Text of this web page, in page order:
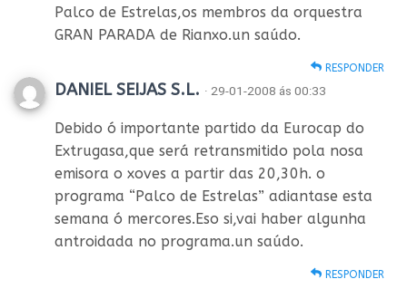
Palco de Estrelas,os membros da orquestra
GRAN PARADA de Rianxo.un saúdo.
RESPONDER
DANIEL SEIJAS S.L. · 29-01-2008 ás 00:33
Debido ó importante partido da Eurocap do
Extrugasa,que será retransmitido pola nosa
emisora o xoves a partir das 20,30h. o
programa “Palco de Estrelas” adiantase esta
semana ó mercores.Eso si,vai haber algunha
antroidada no programa.un saúdo.
RESPONDER